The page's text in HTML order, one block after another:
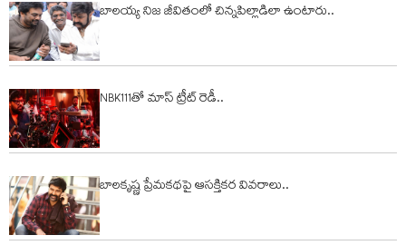
బాలయ్య నిజ జీవితంలో చిన్నపిల్లాడిలా ఉంటారు..
NBK111తో మాస్ ట్రీట్ రెడీ..
బాలకృష్ణ ప్రేమకథపై ఆసక్తికర వివరాలు..